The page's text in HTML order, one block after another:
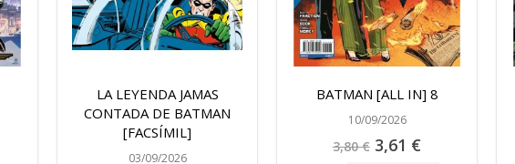
LA LEYENDA JAMAS
CONTADA DE BATMAN
[FACSÍMIL]
03/09/2026
BATMAN [ALL IN] 8
10/09/2026
3,80 € Precio
especial
3,61 €